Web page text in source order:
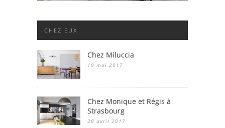
CHEZ EUX
Chez Miluccia
19 mai 2017
Chez Monique et Régis à
Strasbourg
20 avril 2017